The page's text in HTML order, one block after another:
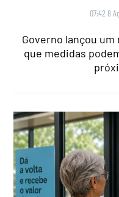
07:42 8
Governo lançou
que medidas